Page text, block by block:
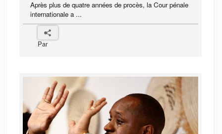
Après plus de quatre années de procès, la Cour pénale
internationale a ...
Par